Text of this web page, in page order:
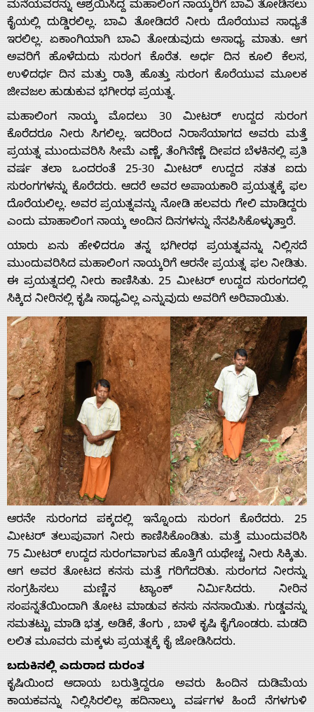
With
s
Contact
Us
ಮನೆಯವರನ್ನು ಆಶ್ರಯಿಸಿದ್ದ ಮಹಾಲಿಂಗ ನಾಯ್ಕರಿಗೆ ಬಾವಿ ತೋಡಿಸಲು
ಕೈಯಲ್ಲಿ ದುಡ್ಡಿರಲಿಲ್ಲ. ಬಾವಿ ತೋಡಿದರೆ ನೀರು ದೊರೆಯುವ ಸಾಧ್ಯತೆ
ಇರಲಿಲ್ಲ. ಏಕಾಂಗಿಯಾಗಿ ಬಾವಿ ತೋಡುವುದು ಅಸಾಧ್ಯ ಮಾತು. ಆಗ
ಅವರಿಗೆ ಹೊಳೆದುದು ಸುರಂಗ ಕೊರೆತ. ಅರ್ಧ ದಿನ ಕೂಲಿ ಕೆಲಸ,
ಉಳಿದರ್ಧ ದಿನ ಮತ್ತು ರಾತ್ರಿ ಹೊತ್ತು ಸುರಂಗ ಕೊರೆಯುವ ಮೂಲಕ
ಜೀವಜಲ ಹುಡುಕುವ ಭಗೀರಥ ಪ್ರಯತ್ನ.
ಮಹಾಲಿಂಗ ನಾಯ್ಕ ಮೊದಲು 30 ಮೀಟರ್ ಉದ್ದದ ಸುರಂಗ
ಕೊರೆದರೂ ನೀರು ಸಿಗಲಿಲ್ಲ. ಇದರಿಂದ ನಿರಾಸೆಯಾಗದ ಅವರು ಮತ್ತೆ
ಪ್ರಯತ್ನ ಮುಂದುವರಿಸಿ ಸೀಮೆ ಎಣ್ಣೆ, ತೆಂಗಿನೆಣ್ಣೆ ದೀಪದ ಬೆಳಕಿನಲ್ಲಿ ಪ್ರತಿ
ವರ್ಷ ತಲಾ ಒಂದರಂತೆ 25-30 ಮೀಟರ್ ಉದ್ದದ ಸತತ ಐದು
ಸುರಂಗಗಳನ್ನು ಕೊರೆದರು. ಆದರೆ ಅವರ ಅಪಾಯಕಾರಿ ಪ್ರಯತ್ನಕ್ಕೆ ಫಲ
ದೊರೆಯಲಿಲ್ಲ. ಅವರ ಪ್ರಯತ್ನವನ್ನು ನೋಡಿ ಹಲವರು ಗೇಲಿ ಮಾಡಿದ್ದರು
ಎಂದು ಮಾಹಾಲಿಂಗ ನಾಯ್ಕ ಅಂದಿನ ದಿನಗಳನ್ನು ನೆನಪಿಸಿಕೊಳ್ಳುತ್ತಾರೆ.
ಯಾರು ಏನು ಹೇಳಿದರೂ ತನ್ನ ಭಗೀರಥ ಪ್ರಯತ್ನವನ್ನು ನಿಲ್ಲಿಸದೆ
ಮುಂದುವರಿಸಿದ ಮಹಾಲಿಂಗ ನಾಯ್ಕರಿಗೆ ಆರನೇ ಪ್ರಯತ್ನ ಫಲ ನೀಡಿತು.
ಈ ಪ್ರಯತ್ನದಲ್ಲಿ ನೀರು ಕಾಣಿಸಿತು. 25 ಮೀಟರ್ ಉದ್ದದ ಸುರಂಗದಲ್ಲಿ
ಸಿಕ್ಕಿದ ನೀರಿನಲ್ಲಿ ಕೃಷಿ ಸಾಧ್ಯವಿಲ್ಲ ಎನ್ನುವುದು ಅವರಿಗೆ ಅರಿವಾಯಿತು.
ಆರನೇ ಸುರಂಗದ ಪಕ್ಕದಲ್ಲಿ ಇನ್ನೊಂದು ಸುರಂಗ ಕೊರೆದರು. 25
ಮೀಟರ್ ತಲುಪುವಾಗ ನೀರು ಕಾಣಿಸಿಕೊಂಡಿತು. ಮತ್ತೆ ಮುಂದುವರಿಸಿ
75 ಮೀಟರ್ ಉದ್ದದ ಸುರಂಗವಾಗುವ ಹೊತ್ತಿಗೆ ಯಥೇಚ್ಚ ನೀರು ಸಿಕ್ಕಿತು.
ಆಗ ಅವರ ತೋಟದ ಕನಸು ಮತ್ತೆ ಗರಿಗೆದರಿತು. ಸುರಂಗದ ನೀರನ್ನು
ಸಂಗ್ರಹಿಸಲು ಮಣ್ಣಿನ ಟ್ಯಾಂಕ್ ನಿರ್ಮಿಸಿದರು. ನೀರಿನ
ಸಂಪನ್ನತೆಯಿಂದಾಗಿ ತೋಟ ಮಾಡುವ ಕನಸು ನನಸಾಯಿತು. ಗುಡ್ಡವನ್ನು
ಸಮತಟ್ಟು ಮಾಡಿ ಭತ್ತ, ಅಡಿಕೆ, ತೆಂಗು , ಬಾಳೆ ಕೃಷಿ ಕೈಗೊಂಡರು. ಮಡದಿ
ಲಲಿತ ಮೂವರು ಮಕ್ಕಳು ಪ್ರಯತ್ನಕ್ಕೆ ಕೈ ಜೋಡಿಸಿದರು.
ಬದುಕಿನಲ್ಲಿ ಎದುರಾದ ದುರಂತ
ಕೃಷಿಯಿಂದ ಆದಾಯ ಬರುತ್ತಿದ್ದರೂ ಅವರು ಹಿಂದಿನ ದುಡಿಮೆಯ
ಕಾಯಕವನ್ನು ನಿಲ್ಲಿಸಿರಲಿಲ್ಲ ಹದಿನಾಲ್ಕು ವರ್ಷಗಳ ಹಿಂದೆ ನೆಗಳಗುಳಿ